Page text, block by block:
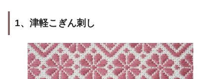
1、津軽こぎん刺し